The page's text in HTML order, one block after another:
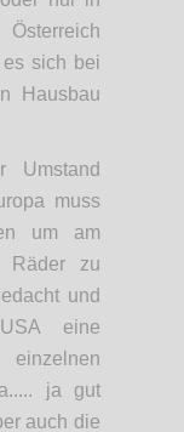
sich bei
Hausbau
Umstand
muss
um am
Räder zu
und
eine
ja gut
auch die